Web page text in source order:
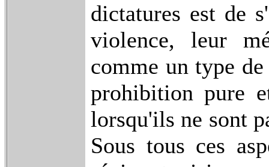
dictatures est de
violence, leur
comme un type
prohibition pure
lorsqu'ils ne sont
Sous tous ces